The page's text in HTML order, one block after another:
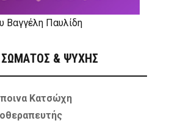
Βαγγέλη Παυλίδη
& ΨΥΧΗΣ
Κατσώχη